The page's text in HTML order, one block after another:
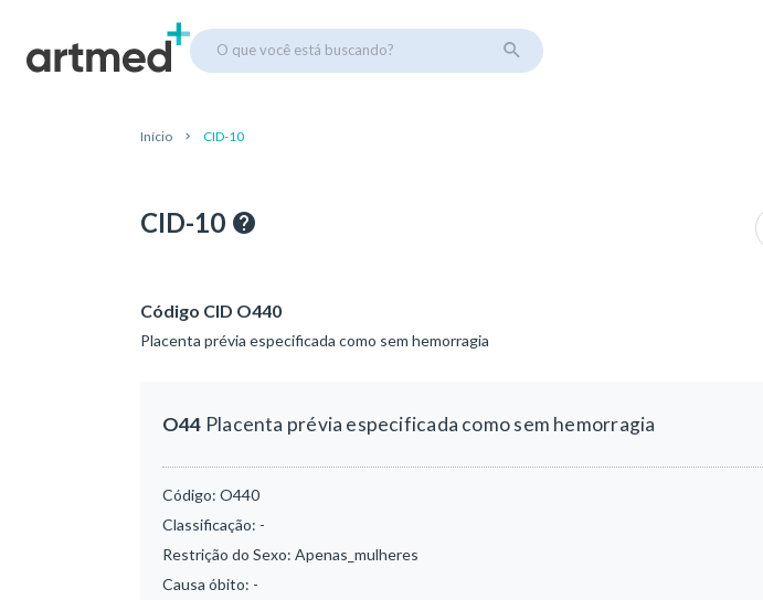
O que você está buscando?
Início CID-10
CID-10
Código CID O440
Placenta prévia especificada como sem hemorragia
O44 Placenta prévia especificada como sem hemorragia
Código: O440
Classificação: -
Restrição do Sexo: Apenas_mulheres
Causa óbito: -